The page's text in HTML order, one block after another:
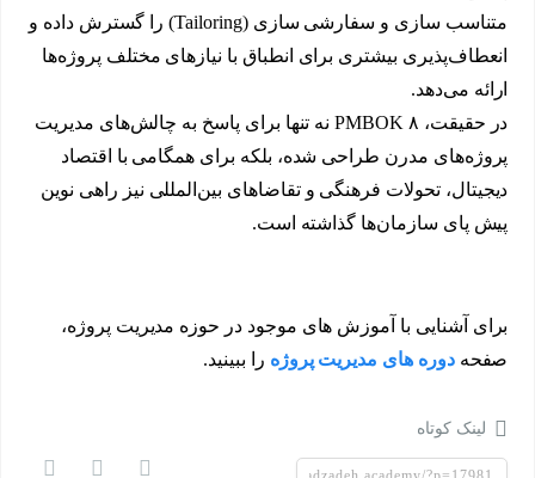
متناسب سازی و سفارشی سازی (Tailoring) را گسترش داده و
انعطاف‌پذیری بیشتری برای انطباق با نیازهای مختلف پروژه‌ها
ارائه می‌دهد.
در حقیقت، PMBOK ۸ نه تنها برای پاسخ به چالش‌های مدیریت
پروژه‌های مدرن طراحی شده، بلکه برای همگامی با اقتصاد
دیجیتال، تحولات فرهنگی و تقاضاهای بین‌المللی نیز راهی نوین
پیش پای سازمان‌ها گذاشته است.
برای آشنایی با آموزش های موجود در حوزه مدیریت پروژه،
صفحهدوره های مدیریت پروژه را ببینید.
لینک کوتاه